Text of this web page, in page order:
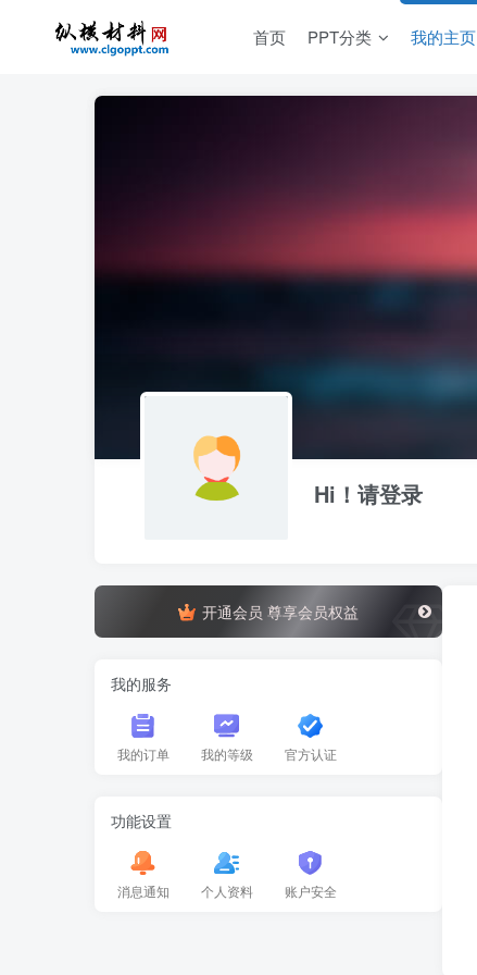
首页 PPT分类 我的主页
Hi！请登录
开通会员 尊享会员权益
我的服务
我的订单 我的等级 官方认证
功能设置
消息通知 个人资料 账户安全